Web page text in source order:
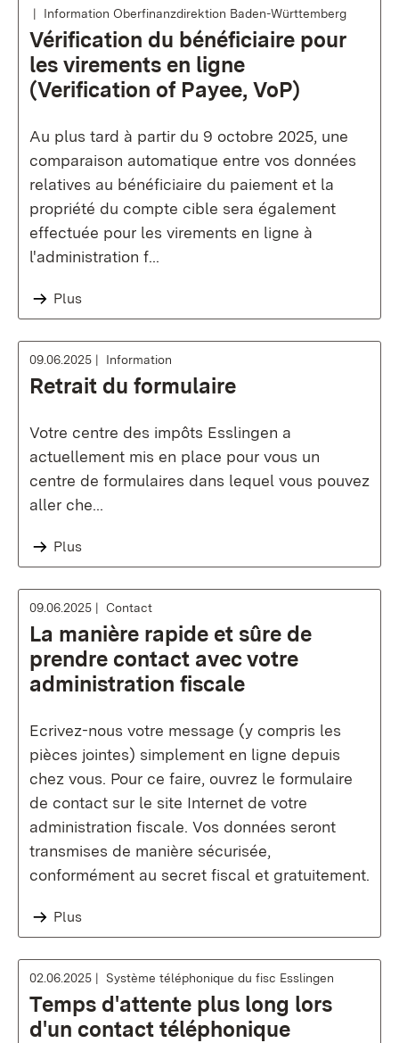
Information Oberfinanzdirektion Baden-Württemberg
Vérification du bénéficiaire pour
les virements en ligne
(Verification of Payee, VoP)
Au plus tard à partir du 9 octobre 2025, une
comparaison automatique entre vos données
relatives au bénéficiaire du paiement et la
propriété du compte cible sera également
effectuée pour les virements en ligne à
l'administration f...
Plus
09.06.2025 Information
Retrait du formulaire
Votre centre des impôts Esslingen a
actuellement mis en place pour vous un
centre de formulaires dans lequel vous pouvez
aller che...
Plus
09.06.2025 Contact
La manière rapide et sûre de
prendre contact avec votre
administration fiscale
Ecrivez-nous votre message (y compris les
pièces jointes) simplement en ligne depuis
chez vous. Pour ce faire, ouvrez le formulaire
de contact sur le site Internet de votre
administration fiscale. Vos données seront
transmises de manière sécurisée,
conformément au secret fiscal et gratuitement.
Plus
02.06.2025 Système téléphonique du fisc Esslingen
Temps d'attente plus long lors
d'un contact téléphonique